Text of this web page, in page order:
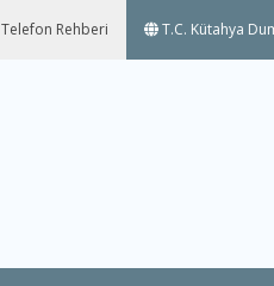
Telefon Rehberi T.C. Kütahya